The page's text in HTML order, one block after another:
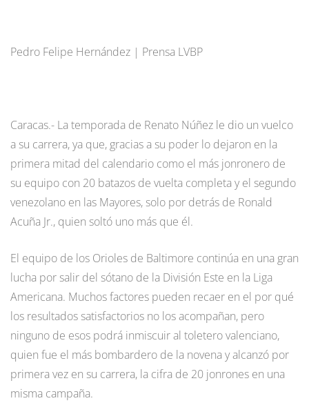
Pedro Felipe Hernández | Prensa LVBP
Caracas.- La temporada de Renato Núñez le dio un vuelco
a su carrera, ya que, gracias a su poder lo dejaron en la
primera mitad del calendario como el más jonronero de
su equipo con 20 batazos de vuelta completa y el segundo
venezolano en las Mayores, solo por detrás de Ronald
Acuña Jr., quien soltó uno más que él.
El equipo de los Orioles de Baltimore continúa en una gran
lucha por salir del sótano de la División Este en la Liga
Americana. Muchos factores pueden recaer en el por qué
los resultados satisfactorios no los acompañan, pero
ninguno de esos podrá inmiscuir al toletero valenciano,
quien fue el más bombardero de la novena y alcanzó por
primera vez en su carrera, la cifra de 20 jonrones en una
misma campaña.